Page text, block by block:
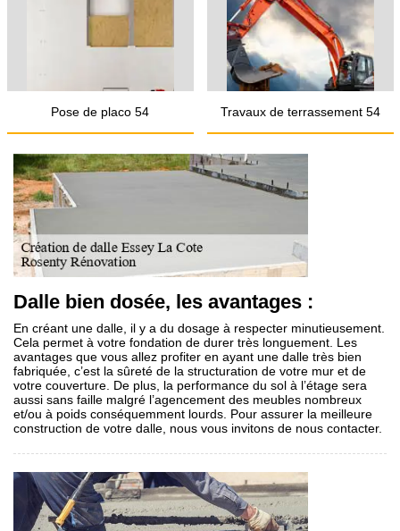
Pose de placo 54 Travaux de terrassement 54
Dalle bien dosée, les avantages :
En créant une dalle, il y a du dosage à respecter minutieusement.
Cela permet à votre fondation de durer très longuement. Les
avantages que vous allez profiter en ayant une dalle très bien
fabriquée, c’est la sûreté de la structuration de votre mur et de
votre couverture. De plus, la performance du sol à l’étage sera
aussi sans faille malgré l’agencement des meubles nombreux
et/ou à poids conséquemment lourds. Pour assurer la meilleure
construction de votre dalle, nous vous invitons de nous contacter.